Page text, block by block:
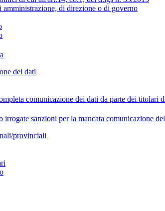
di direzione o di governo
dei dati
comunicazione dei dati da parte dei
irrogate sanzioni per la mancata comunicazione
provinciali